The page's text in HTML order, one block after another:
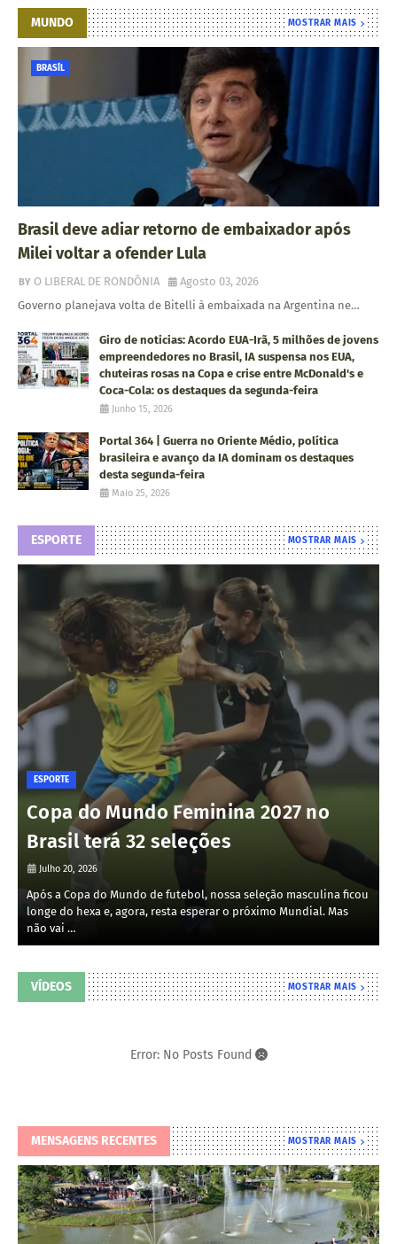
MUNDO MOSTRAR MAIS
BRASÍL
Brasil deve adiar retorno de embaixador após
Milei voltar a ofender Lula
O LIBERAL DE RONDÔNIA
Agosto 03, 2026
Governo planejava volta de Bitelli à embaixada na Argentina ne…
Giro de noticias: Acordo EUA-Irã, 5 milhões de jovens
empreendedores no Brasil, IA suspensa nos EUA,
chuteiras rosas na Copa e crise entre McDonald's e
Coca-Cola: os destaques da segunda-feira
Junho 15, 2026
Portal 364 | Guerra no Oriente Médio, política
brasileira e avanço da IA dominam os destaques
desta segunda-feira
Maio 25, 2026
ESPORTE MOSTRAR MAIS
ESPORTE
Copa do Mundo Feminina 2027 no
Brasil terá 32 seleções
Julho 20, 2026
Após a Copa do Mundo de futebol, nossa seleção masculina ficou
longe do hexa e, agora, resta esperar o próximo Mundial. Mas
não vai …
VÍDEOS MOSTRAR MAIS
Error: No Posts Found
MENSAGENS RECENTES MOSTRAR MAIS